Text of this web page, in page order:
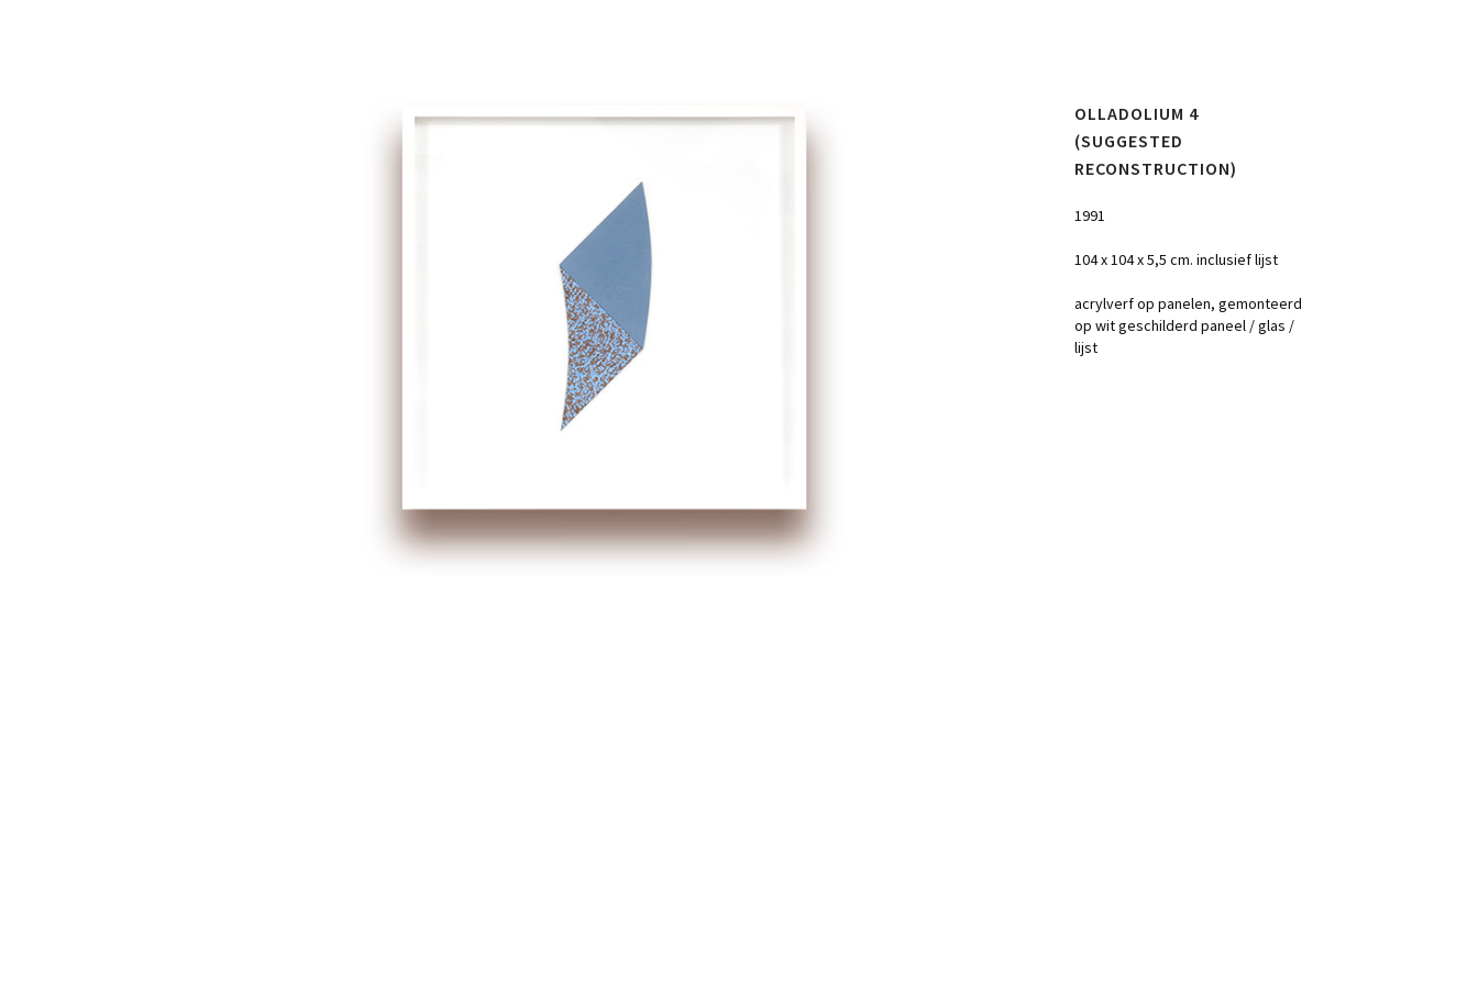
OLLADOLIUM 4
(SUGGESTED
RECONSTRUCTION)
1991
104 x 104 x 5,5 cm. inclusief lijst
acrylverf op panelen, gemonteerd
op wit geschilderd paneel / glas /
lijst